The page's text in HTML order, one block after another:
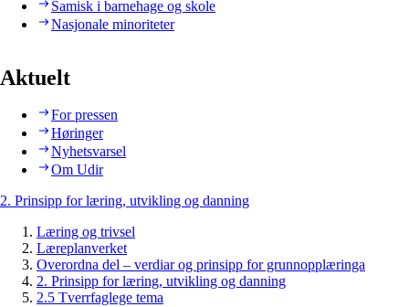
Samisk i barnehage og skole
Nasjonale minoriteter
Aktuelt
For pressen
Høringer
Nyhetsvarsel
Om Udir
2. Prinsipp for læring, utvikling og danning
Læring og trivsel
Læreplanverket
Overordna del – verdiar og prinsipp for grunnopplæringa
2. Prinsipp for læring, utvikling og danning
2.5 Tverrfaglege tema